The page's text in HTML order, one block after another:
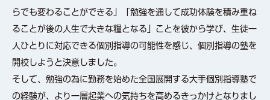
らでも変わることができる」「勉強を通して成功体験を積み重ね
ることが後の人生で大きな糧となる」ことを彼から学び、生徒一
人ひとりに対応できる個別指導の可能性を感じ、個別指導の塾を
開校しようと決意しました。
そして、勉強の為に勤務を始めた全国展開する大手個別指導塾で
の経験が、より一層起業への気持ちを高めるきっかけとなりまし